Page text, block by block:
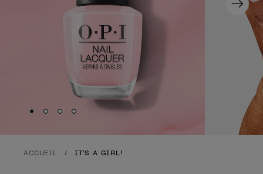
Skip to slide
Skip to slide
Skip to slide
Skip to slide
ACCUEIL IT'S A GIRL!